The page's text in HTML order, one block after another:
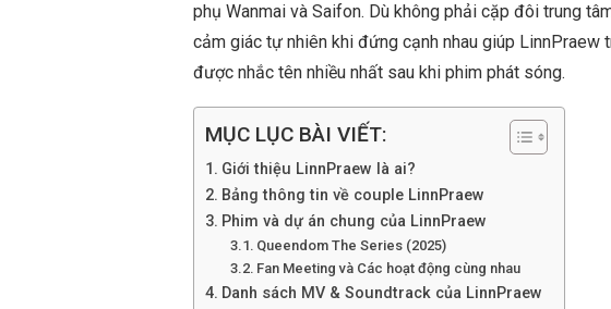
phụ Wanmai và Saifon. Dù không phải cặp đôi trung
cảm giác tự nhiên khi đứng cạnh nhau giúp LinnPraew
được nhắc tên nhiều nhất sau khi phim phát sóng.
MỤC LỤC BÀI VIẾT:
Giới thiệu LinnPraew là ai?
Bảng thông tin về couple LinnPraew
Phim và dự án chung của LinnPraew
Queendom The Series (2025)
Fan Meeting và Các hoạt động cùng nhau
Danh sách MV & Soundtrack của LinnPraew